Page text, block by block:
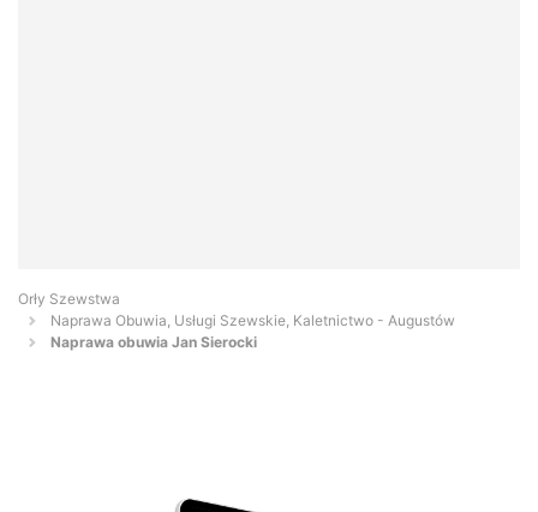
Orły Szewstwa
Naprawa Obuwia, Usługi Szewskie, Kaletnictwo - Augustów
Naprawa obuwia Jan Sierocki